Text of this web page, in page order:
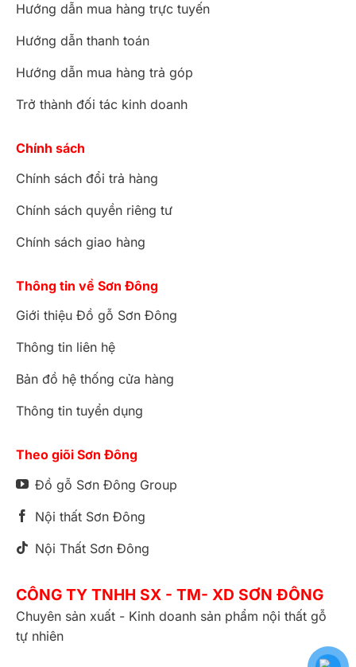
Hướng dẫn mua hàng trực tuyến
Hướng dẫn thanh toán
Hướng dẫn mua hàng trả góp
Trở thành đối tác kinh doanh
Chính sách
Chính sách đổi trả hàng
Chính sách quyền riêng tư
Chính sách giao hàng
Thông tin về Sơn Đông
Giới thiệu Đồ gỗ Sơn Đông
Thông tin liên hệ
Bản đồ hệ thống cửa hàng
Thông tin tuyển dụng
Theo giõi Sơn Đông
Đồ gỗ Sơn Đông Group
Nội thất Sơn Đông
Nội Thất Sơn Đông
CÔNG TY TNHH SX - TM- XD SƠN ĐÔNG
Chuyên sản xuất - Kinh doanh sản phẩm nội thất gỗ
tự nhiên